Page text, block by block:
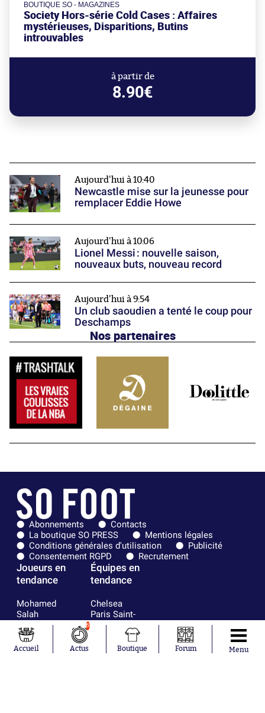
BOUTIQUE SO - MAGAZINES
Society Hors-série Cold Cases : Affaires
mystérieuses, Disparitions, Butins
introuvables
à partir de
8.90€
Aujourd'hui à 10:40
Newcastle mise sur la jeunesse pour
remplacer Eddie Howe
Aujourd'hui à 10:06
Lionel Messi : nouvelle saison,
nouveaux buts, nouveau record
Aujourd'hui à 9:54
Un club saoudien a tenté le coup pour
Deschamps
Nos partenaires
Abonnements
Contacts
La boutique SO PRESS
Mentions légales
Conditions générales d'utilisation
Publicité
Consentement RGPD
Recrutement
Joueurs en
tendance
Mohamed
Salah
Mykhailo
Mudryk
Neymar
Khalis Merah
Équipes en
tendance
Chelsea
Paris Saint-
Germain
Bordeaux
Olympique
lyonnais
Accueil
6
Actus Boutique Forum Menu